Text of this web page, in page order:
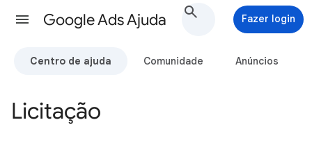
Google Ads Ajuda Fazer login
Centro de ajuda Comunidade Anúncios
Licitação